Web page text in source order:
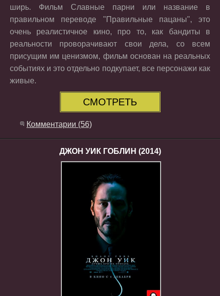
ширь. Фильм Славные парни или название в
правильном переводе "Правильные пацаны", это
очень реалистичное кино, про то, как бандиты в
реальности проворачивают свои дела, со всем
присущим им ценизмом, фильм основан на реальных
событиях и это отдельно подкупает, все персонажи как
живые.
СМОТРЕТЬ
Комментарии (56)
ДЖОН УИК ГОБЛИН (2014)